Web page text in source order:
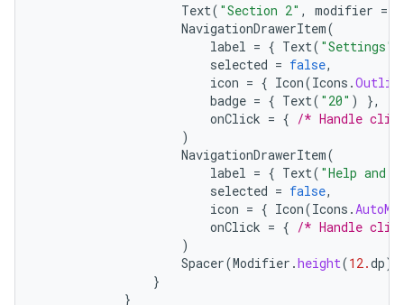
Text( "Section 2" , modifier =
NavigationDrawerItem(
label = { Text( "Settings"
selected = false,
icon = { Icon(Icons .
badge = { Text( "20" ) },
onClick = { /* Handle
)
NavigationDrawerItem(
label = { Text( "Help and
selected = false,
icon = { Icon(Icons .
onClick = { /* Handle
)
Spacer(Modifier .height(12.dp))
}
}